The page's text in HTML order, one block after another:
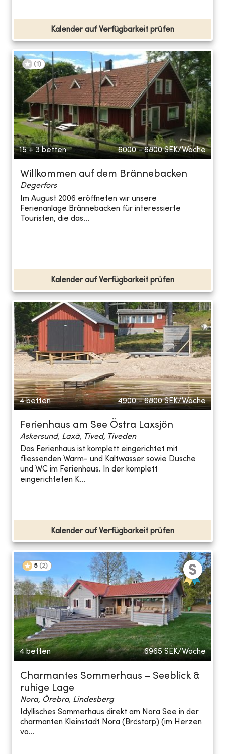
Kalender auf Verfügbarkeit prüfen
(1 )
15 + 3 betten 6000 - 6800 SEK/Woche
Willkommen auf dem Brännebacken
Degerfors
Im August 2006 eröffneten wir unsere
Ferienanlage Brännebacken für interessierte
Touristen, die das...
Kalender auf Verfügbarkeit prüfen
4 betten 4900 - 6800 SEK/Woche
Ferienhaus am See Östra Laxsjön
Askersund, Laxå, Tived, Tiveden
Das Ferienhaus ist komplett eingerichtet mit
fliessenden Warm- und Kaltwasser sowie Dusche
und WC im Ferienhaus. In der komplett
eingerichteten K...
Kalender auf Verfügbarkeit prüfen
5 (2)
4 betten 6965 SEK/Woche
Charmantes Sommerhaus – Seeblick &
ruhige Lage
Nora, Örebro, Lindesberg
Idyllisches Sommerhaus direkt am Nora See in der
charmanten Kleinstadt Nora (Bröstorp) (im Herzen
vo...